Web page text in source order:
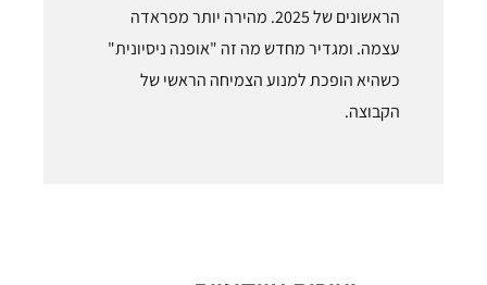
הראשונים של 2025. מהירה יותר מפראדה
עצמה. ומגדיר מחדש מה זה "אופנה ניסיונית"
כשהיא הופכת למנוע הצמיחה הראשי של
הקבוצה.